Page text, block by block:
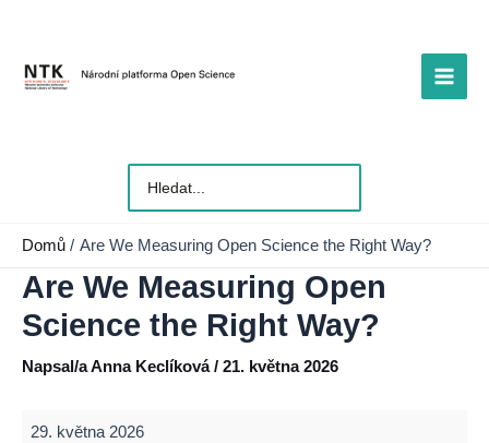
obsah
Main
pro:
Domů Are We Measuring Open Science the Right Way?
Are We Measuring Open
Science the Right Way?
Napsal/aAnna Keclíková/ 21. května 2026
Are
29. května 2026